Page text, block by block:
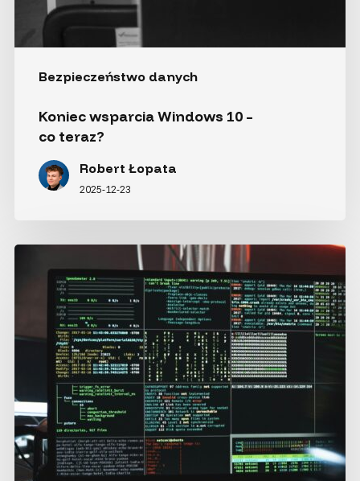
Bezpieczeństwo danych
Koniec wsparcia Windows 10 –
co teraz?
Robert Łopata
2025-12-23
Ataki
phishingowe
przed nimi
chronić?